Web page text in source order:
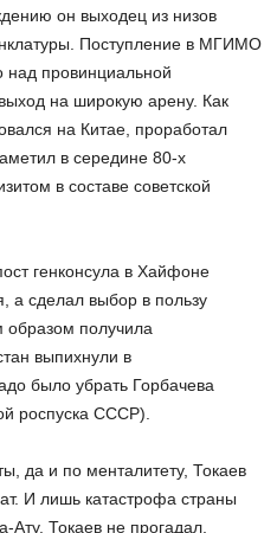
он выходец из низов
Поступление в МГИМО
провинциальной
на широкую арену. Как
на Китае, проработал
в середине 80-х
в составе советской
генконсула в Хайфоне
а сделал выбор в пользу
получила
выпихнули в
было убрать Горбачева
роспуска СССР).
да и по менталитету, Токаев
И лишь катастрофа страны
Ату. Токаев не прогадал,